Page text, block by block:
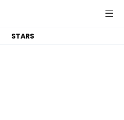
STARS